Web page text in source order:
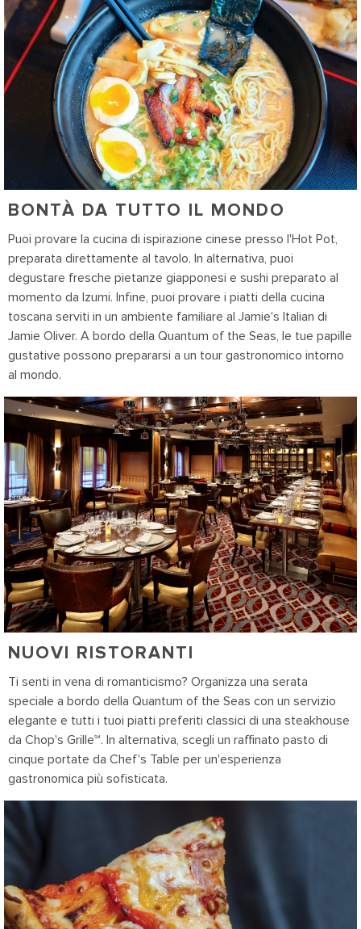
BONTÀ DA TUTTO IL MONDO
Puoi provare la cucina di ispirazione cinese presso l'Hot Pot,
preparata direttamente al tavolo. In alternativa, puoi
degustare fresche pietanze giapponesi e sushi preparato al
momento da Izumi. Infine, puoi provare i piatti della cucina
toscana serviti in un ambiente familiare al Jamie's Italian di
Jamie Oliver. A bordo della Quantum of the Seas, le tue papille
gustative possono prepararsi a un tour gastronomico intorno
al mondo.
NUOVI RISTORANTI
Ti senti in vena di romanticismo? Organizza una serata
speciale a bordo della Quantum of the Seas con un servizio
elegante e tutti i tuoi piatti preferiti classici di una steakhouse
da Chop's Grille℠. In alternativa, scegli un raffinato pasto di
cinque portate da Chef's Table per un'esperienza
gastronomica più sofisticata.